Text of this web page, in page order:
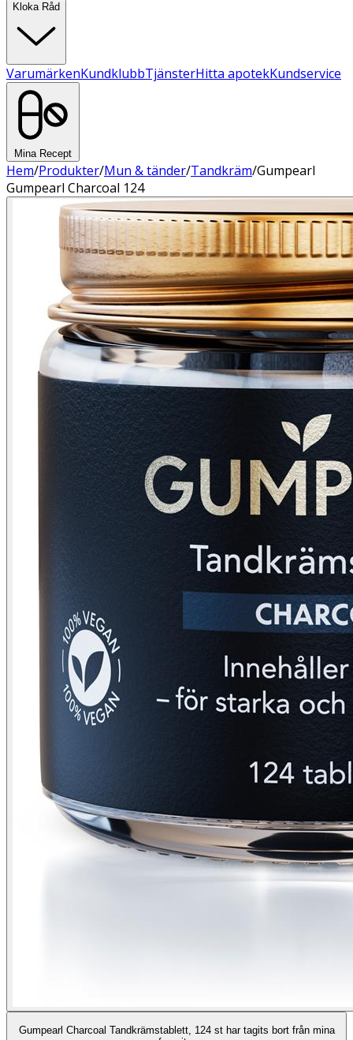
Kloka Råd
VarumärkenKundklubbTjänsterHitta apotekKundservice
Mina Recept
Hem/Produkter/Mun & tänder/Tandkräm/Gumpearl
Gumpearl Charcoal 124
Gumpearl Charcoal Tandkrämstablett, 124 st har tagits bort från mina